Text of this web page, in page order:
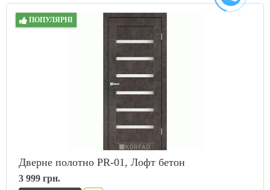
ПОПУЛЯРНІ
Дверне полотно PR-01, Лофт бетон
3 999 грн.